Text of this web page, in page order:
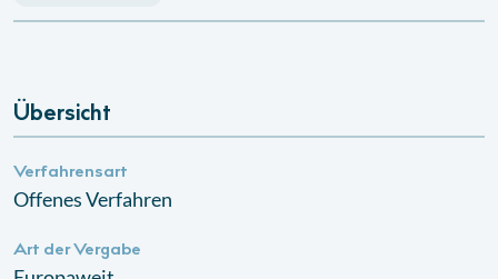
Übersicht
Verfahrensart
Offenes Verfahren
Art der Vergabe